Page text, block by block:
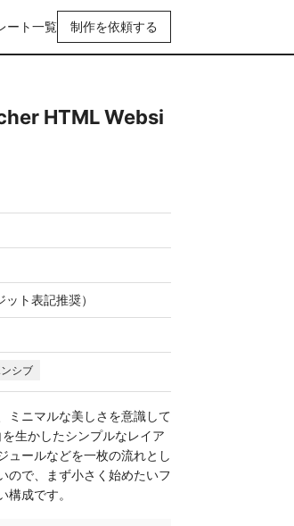
ート一覧 制作を依頼する
HTML Websi
ト表記推奨）
シブ
ミニマルな美しさを意識して
生かしたシンプルなレイア
ュールなどを一枚の流れとし
ので、まず小さく始めたいフ
成です。